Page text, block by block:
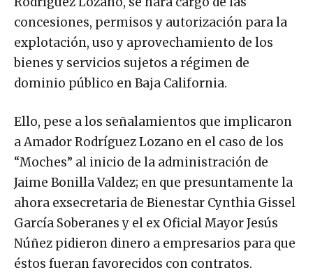
concesiones, permisos y autorización para la
explotación, uso y aprovechamiento de los
bienes y servicios sujetos a régimen de
dominio público en Baja California.
Ello, pese a los señalamientos que implicaron
a Amador Rodríguez Lozano en el caso de los
“Moches” al inicio de la administración de
Jaime Bonilla Valdez; en que presuntamente la
ahora exsecretaria de Bienestar Cynthia Gissel
García Soberanes y el ex Oficial Mayor Jesús
Núñez pidieron dinero a empresarios para que
éstos fueran favorecidos con contratos.